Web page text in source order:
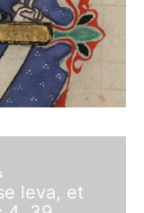
leva, et